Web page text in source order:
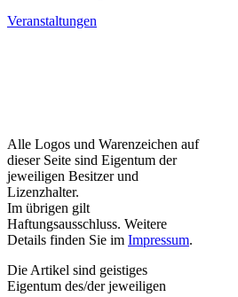
Veranstaltungen
Alle Logos und Warenzeichen auf
dieser Seite sind Eigentum der
jeweiligen Besitzer und
Lizenzhalter.
Im übrigen gilt
Haftungsausschluss. Weitere
Details finden Sie im Impressum.
Die Artikel sind geistiges
Eigentum des/der jeweiligen